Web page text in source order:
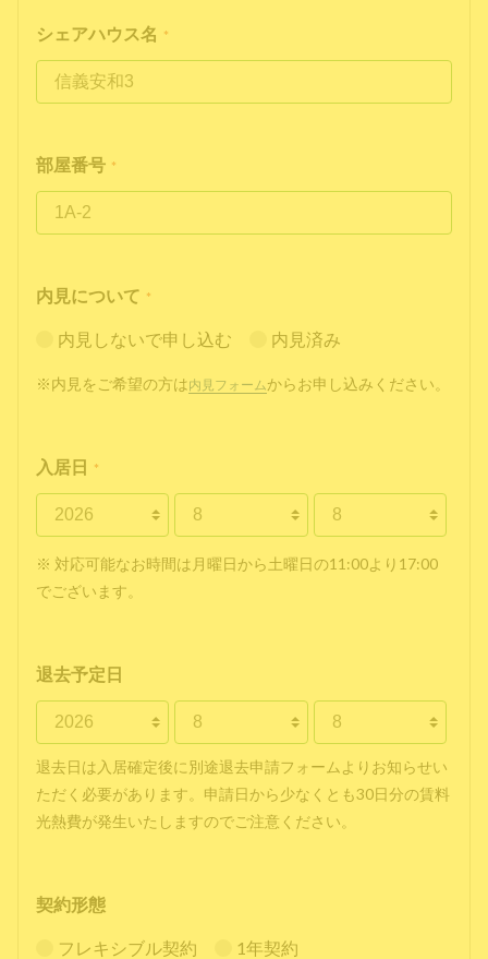
シェアハウス名 *
部屋番号 *
内見について *
内見しないで申し込む 内見済み
※内見をご希望の方は 内見フォームからお申し込みください。
入居日 *
※ 対応可能なお時間は月曜日から土曜日の11:00より17:00
でございます。
退去予定日
退去日は入居確定後に別途退去申請フォームよりお知らせい
ただく必要があります。申請日から少なくとも30日分の賃料
光熱費が発生いたしますのでご注意ください。
契約形態
フレキシブル契約 1年契約